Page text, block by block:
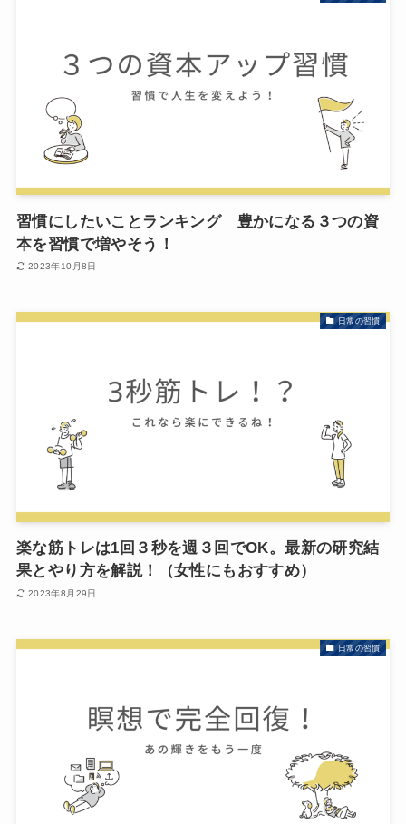
習慣にしたいことランキング 豊かになる３つの資
本を習慣で増やそう！
2023年10月8日
日常の習慣
楽な筋トレは1回３秒を週３回でOK。最新の研究結
果とやり方を解説！（女性にもおすすめ）
2023年8月29日
日常の習慣